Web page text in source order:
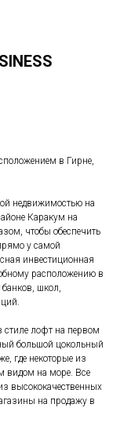
в Гирне,
недвижимостью на
Каракум на
чтобы обеспечить
у самой
инвестиционная
расположению в
банков, школ,
стиле лофт на первом
большой цокольный
где некоторые из
видом на море. Все
высококачественных
на продажу в